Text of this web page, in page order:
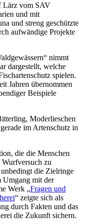
Lärz vom SAV
und mit
und streng geschützte
aufwändige Projekte
nimmt
dargestellt, welche
spielen.
Jahren übernommen
Beispiele
Moderlieschen
im Artenschutz in
die die Menschen
Wurfversuch zu
die Zielringe
Umgang mit der
Werk „Fragen und
“ zeigte sich als
durch Fakten und das
die Zukunft sichern.